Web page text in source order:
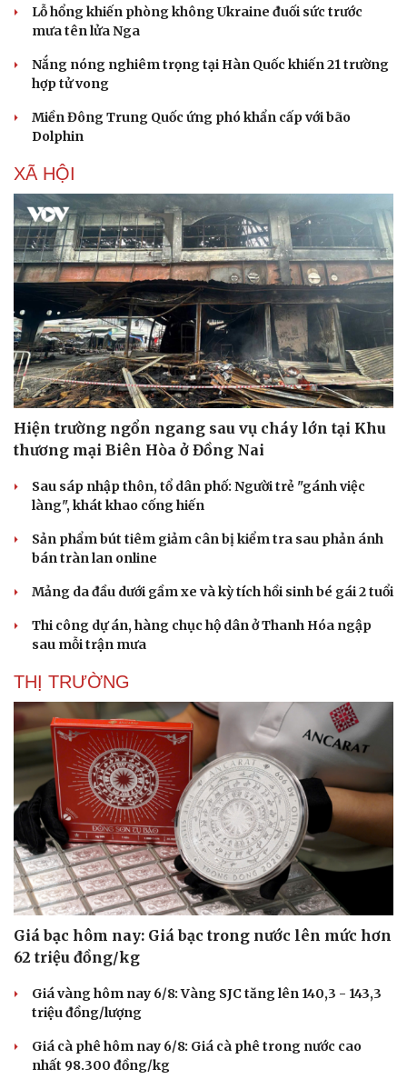
Thể thao
Bóng đá
Lịch thi đấu bóng đá
Thế giới thể thao
eSports
Hậu trường
Xe máy
Tư vấn
Doanh nghiệp
Lỗ hổng khiến phòng không Ukraine đuối sức trước
mưa tên lửa Nga
Nắng nóng nghiêm trọng tại Hàn Quốc khiến 21 trường
hợp tử vong
Miền Đông Trung Quốc ứng phó khẩn cấp với bão
Dolphin
XÃ HỘI
Hiện trường ngổn ngang sau vụ cháy lớn tại Khu
thương mại Biên Hòa ở Đồng Nai
Sau sáp nhập thôn, tổ dân phố: Người trẻ "gánh việc
làng", khát khao cống hiến
Sản phẩm bút tiêm giảm cân bị kiểm tra sau phản ánh
bán tràn lan online
Mảng da đầu dưới gầm xe và kỳ tích hồi sinh bé gái 2 tuổi
Thi công dự án, hàng chục hộ dân ở Thanh Hóa ngập
sau mỗi trận mưa
THỊ TRƯỜNG
Giá bạc hôm nay: Giá bạc trong nước lên mức hơn
62 triệu đồng/kg
Giá vàng hôm nay 6/8: Vàng SJC tăng lên 140,3 - 143,3
triệu đồng/lượng
Giá cà phê hôm nay 6/8: Giá cà phê trong nước cao
nhất 98.300 đồng/kg